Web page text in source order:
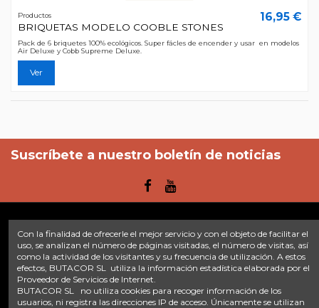
Productos
BRIQUETAS MODELO COOBLE STONES
16,95 €
Pack de 6 briquetes 100% ecológicos. Super fácles de encender y usar en modelos
Air Deluxe y Cobb Supreme Deluxe.
Ver
Suscríbete a nuestro boletín de noticias
Enlaces
Inicio Sobre nosotros Contacte con nosotros
Aviso legal
Política de privacidad
Tratamiento de datos
Términos y condiciones
Plazos de envío
Con la finalidad de ofrecerle el mejor servicio y con el objeto de facilitar el
uso, se analizan el número de páginas visitadas, el número de visitas, así
como la actividad de los visitantes y su frecuencia de utilización. A estos
efectos, BUTACOR SL utiliza la información estadística elaborada por el
Proveedor de Servicios de Internet.
BUTACOR SL no utiliza cookies para recoger información de los
usuarios, ni registra las direcciones IP de acceso. Únicamente se utilizan